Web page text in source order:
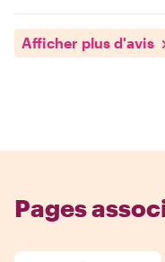
Afficher plus d'avis
Pages